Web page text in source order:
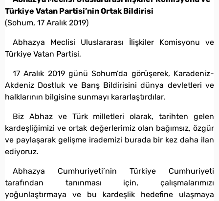
Türkiye Vatan Partisi’nin Ortak Bildirisi
(Sohum, 17 Aralık 2019)
Abhazya Meclisi Uluslararası İlişkiler Komisyonu ve
Türkiye Vatan Partisi,
17 Aralık 2019 günü Sohum’da görüşerek, Karadeniz-
Akdeniz Dostluk ve Barış Bildirisini dünya devletleri ve
halklarının bilgisine sunmayı kararlaştırdılar.
Biz Abhaz ve Türk milletleri olarak, tarihten gelen
kardeşliğimizi ve ortak değerlerimiz olan bağımsız, özgür
ve paylaşarak gelişme irademizi burada bir kez daha ilan
ediyoruz.
Abhazya Cumhuriyeti’nin Türkiye Cumhuriyeti
tarafından tanınması için, çalışmalarımızı
yoğunlaştırmaya ve bu kardeşlik hedefine ulaşmaya